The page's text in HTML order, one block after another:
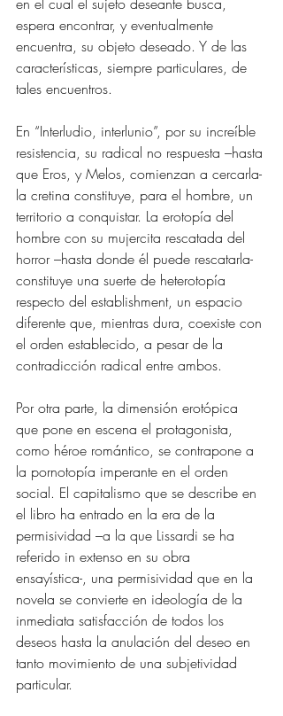
en el cual el sujeto deseante busca,
espera encontrar, y eventualmente
encuentra, su objeto deseado. Y de las
características, siempre particulares, de
tales encuentros.
En “Interludio, interlunio”, por su increíble
resistencia, su radical no respuesta –hasta
que Eros, y Melos, comienzan a cercarla-
la cretina constituye, para el hombre, un
territorio a conquistar. La erotopía del
hombre con su mujercita rescatada del
horror –hasta donde él puede rescatarla-
constituye una suerte de heterotopía
respecto del establishment, un espacio
diferente que, mientras dura, coexiste con
el orden establecido, a pesar de la
contradicción radical entre ambos.
Por otra parte, la dimensión erotópica
que pone en escena el protagonista,
como héroe romántico, se contrapone a
la pornotopía imperante en el orden
social. El capitalismo que se describe en
el libro ha entrado en la era de la
permisividad –a la que Lissardi se ha
referido in extenso en su obra
ensayística-, una permisividad que en la
novela se convierte en ideología de la
inmediata satisfacción de todos los
deseos hasta la anulación del deseo en
tanto movimiento de una subjetividad
particular.